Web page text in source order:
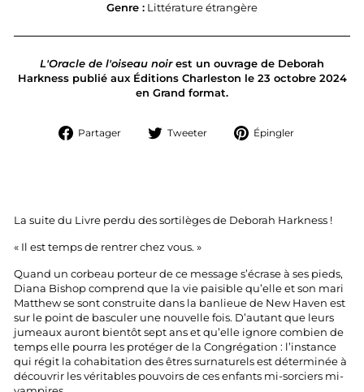
Genre : Littérature étrangère
L'Oracle de l'oiseau noirest un ouvrage de Deborah
Harkness publié aux Éditions Charleston le 23 octobre 2024
en Grand format.
Partager
PartagerTweeter
TweeterÉpingler
La suite du Livre perdu des sortilèges de Deborah Harkness !
« Il est temps de rentrer chez vous. »
Quand un corbeau porteur de ce message s’écrase à ses pieds,
Diana Bishop comprend que la vie paisible qu’elle et son mari
Matthew se sont construite dans la banlieue de New Haven est
sur le point de basculer une nouvelle fois. D’autant que leurs
jumeaux auront bientôt sept ans et qu’elle ignore combien de
temps elle pourra les protéger de la Congrégation : l’instance
qui régit la cohabitation des êtres surnaturels est déterminée à
découvrir les véritables pouvoirs de ces enfants mi-sorciers mi-